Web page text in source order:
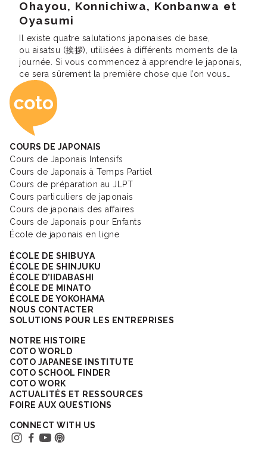
Ohayou, Konnichiwa, Konbanwa et
Oyasumi
Il existe quatre salutations japonaises de base,
ou aisatsu (挨拶), utilisées à différents moments de la
journée. Si vous commencez à apprendre le japonais,
ce sera sûrement la première chose que l’on vous
enseignera. En effet, vous ne voudriez pas dire «
Bonjour ! » en pleine nuit ou « Repose-toi bien ! » en
réveillant un […]
Coto Academy -
COURS DE JAPONAIS
Cours de Japonais Intensifs
Cours de Japonais à Temps Partiel
Cours de préparation au JLPT
Cours particuliers de japonais
Cours de japonais des affaires
Cours de Japonais pour Enfants
École de japonais en ligne
ÉCOLE DE SHIBUYA
ÉCOLE DE SHINJUKU
ÉCOLE D’IIDABASHI
ÉCOLE DE MINATO
ÉCOLE DE YOKOHAMA
NOUS CONTACTER
SOLUTIONS POUR LES ENTREPRISES
NOTRE HISTOIRE
COTO WORLD
COTO JAPANESE INSTITUTE
COTO SCHOOL FINDER
COTO WORK
ACTUALITÉS ET RESSOURCES
FOIRE AUX QUESTIONS
CONNECT WITH US